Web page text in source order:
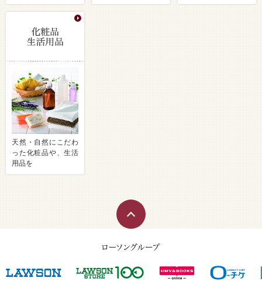
天然・自然にこだわ
った化粧品や、生活
用品を